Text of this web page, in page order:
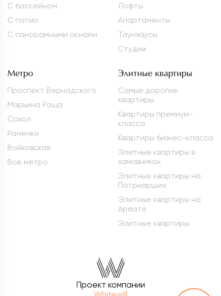
С бассейном
С патио
С панорамными окнами
Лофты
Апартаменты
Таунхаусы
Студии
Метро
Проспект Вернадского
Марьина Роща
Сокол
Раменки
Войковская
Все метро
Элитные квартиры
Самые дорогие
квартиры
Квартиры премиум-
класса
Квартиры бизнес-класса
Элитные квартиры в
хамовниках
Элитные квартиры на
Патриарших
Элитные квартиры на
Арбате
Элитные квартиры
Проект компании